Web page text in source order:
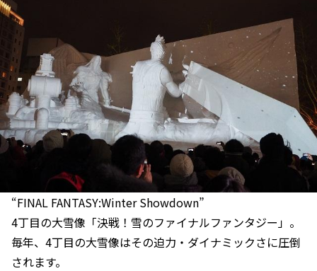
“FINAL FANTASY:Winter Showdown”
4丁目の大雪像「決戦！雪のファイナルファンタジー」。
毎年、4丁目の大雪像はその迫力・ダイナミックさに圧倒
されます。